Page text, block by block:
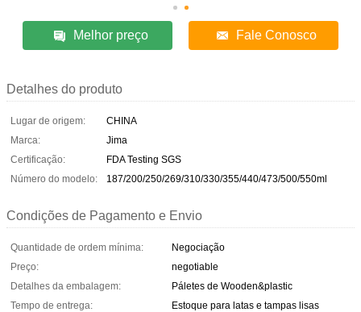
Melhor preço Fale Conosco
Detalhes do produto
Lugar de origem:
CHINA
Marca:
Jima
Certificação:
FDA Testing SGS
Número do modelo:
187/200/250/269/310/330/355/440/473/500/550ml
Condições de Pagamento e Envio
Quantidade de ordem mínima:
Negociação
Preço:
negotiable
Detalhes da embalagem:
Páletes de Wooden&plastic
Tempo de entrega:
Estoque para latas e tampas lisas